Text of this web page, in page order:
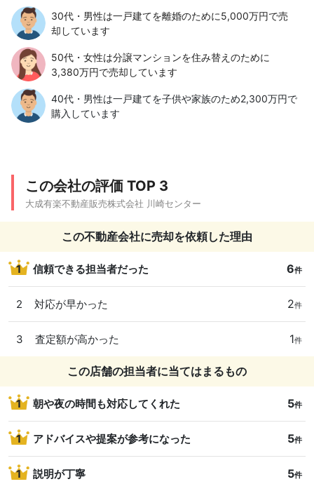
30代・男性は一戸建てを離婚のために5,000万円で売
却しています
50代・女性は分譲マンションを住み替えのために
3,380万円で売却しています
40代・男性は一戸建てを子供や家族のため2,300万円で
購入しています
この会社の評価 TOP 3
大成有楽不動産販売株式会社 川崎センター
この不動産会社に売却を依頼した理由
1 信頼できる担当者だった 6件
2 対応が早かった 2件
3 査定額が高かった 1件
この店舗の担当者に当てはまるもの
1 朝や夜の時間も対応してくれた 5件
1 アドバイスや提案が参考になった 5件
1 説明が丁寧 5件